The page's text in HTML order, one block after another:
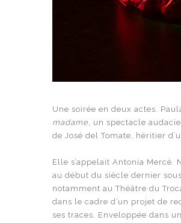
Une soirée en deux actes.
madame, un spectacle
de José del Tomate, héritier
Elle s’appelait Antonia Mercé.
au début du siècle dernier
notamment au Théâtre du
dans le cadre d’un projet de
ses traces. Enveloppée dans